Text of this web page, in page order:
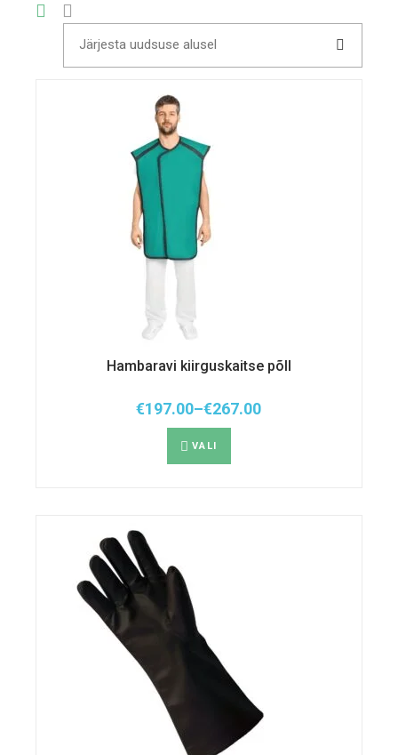
Järjesta uudsuse alusel
Hambaravi kiirguskaitse põll
€197.00–€267.00
Hinnavahemik:
€197.00
kuni
€267.00
VALI
mitu